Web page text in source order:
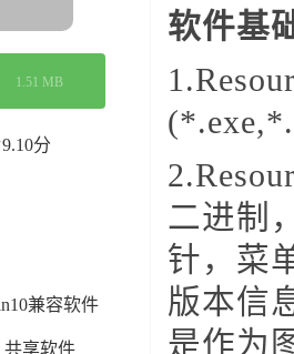
1.51 MB
9.10分
兼容软件
共享软件
软件基
二进制
针，菜
版本信
是作为